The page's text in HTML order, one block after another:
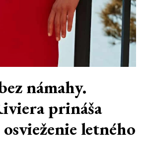
námahy.
prináša
osvieženie letného